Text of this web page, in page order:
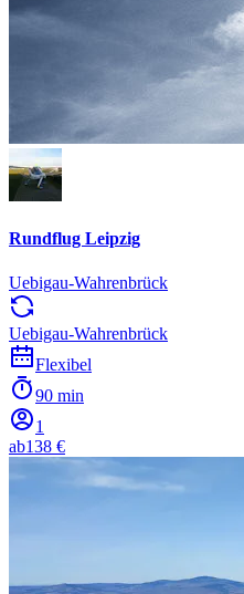
Rundflug Leipzig
Uebigau-Wahrenbrück
Uebigau-Wahrenbrück
Flexibel
90 min
1
ab138 €